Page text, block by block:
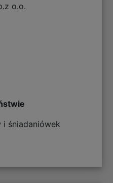
o.o.
i śniadaniówek